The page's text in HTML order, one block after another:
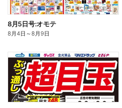
8月5日号:オモテ
8月4日 ～8月9日